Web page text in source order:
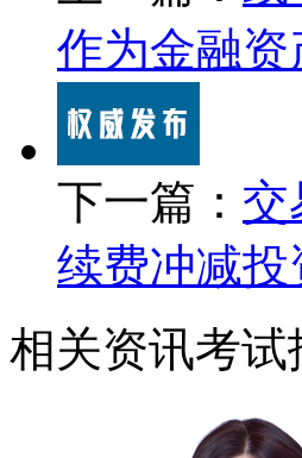
作为金融资
下一篇： 交
续费冲减投
相关资讯考试